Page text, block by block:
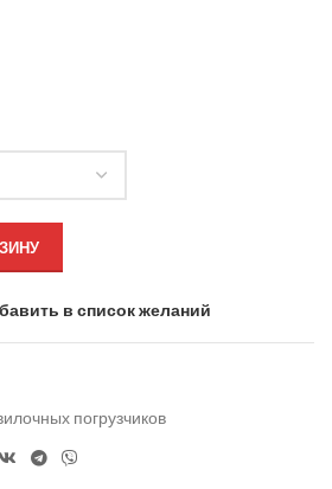
в список желаний
погрузчиков